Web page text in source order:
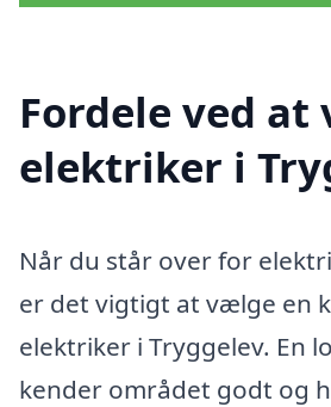
Fordele ved
elektriker i
Når du står over for
er det vigtigt at vælge en
elektriker i Tryggelev. En
kender området godt og